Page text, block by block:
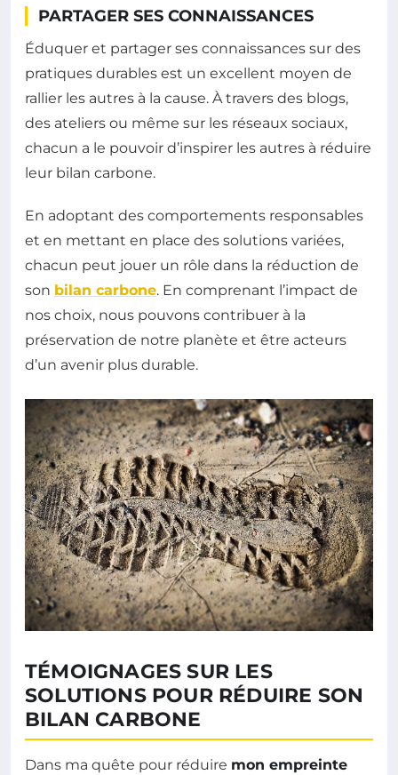
PARTAGER SES CONNAISSANCES
Éduquer et partager ses connaissances sur des
pratiques durables est un excellent moyen de
rallier les autres à la cause. À travers des blogs,
des ateliers ou même sur les réseaux sociaux,
chacun a le pouvoir d’inspirer les autres à réduire
leur bilan carbone.
En adoptant des comportements responsables
et en mettant en place des solutions variées,
chacun peut jouer un rôle dans la réduction de
son bilan carbone. En comprenant l’impact de
nos choix, nous pouvons contribuer à la
préservation de notre planète et être acteurs
d’un avenir plus durable.
TÉMOIGNAGES SUR LES
SOLUTIONS POUR RÉDUIRE SON
BILAN CARBONE
Dans ma quête pour réduire mon empreinte